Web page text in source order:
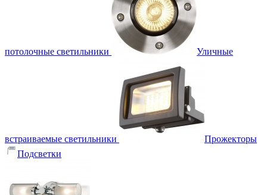
потолочные светильники Уличные
встраиваемые светильники
Прожекторы
Подсветки